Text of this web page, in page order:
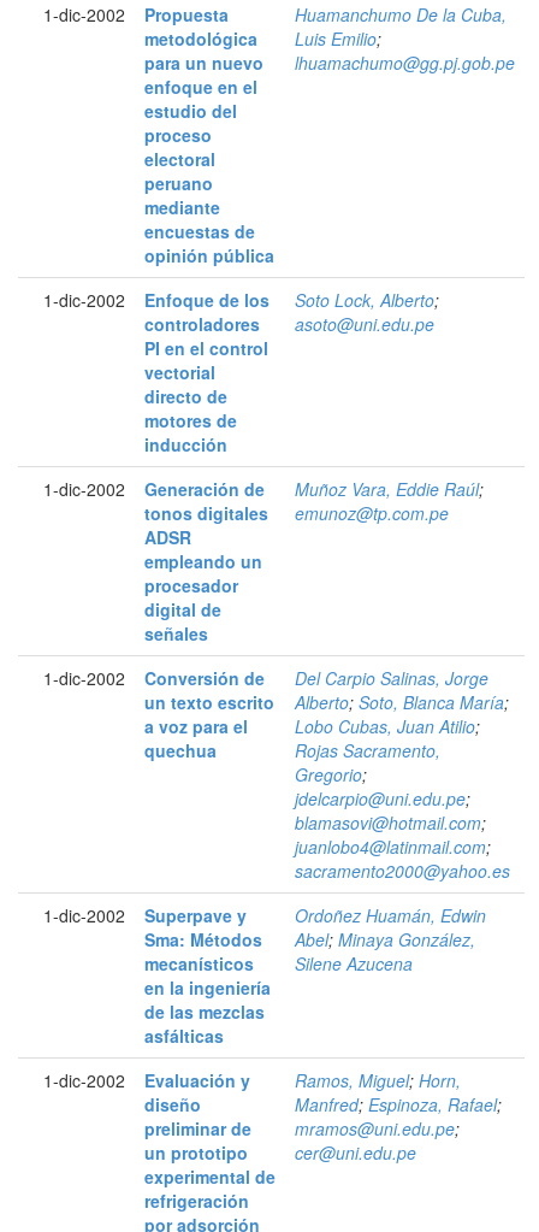
1-dic-2002
Propuesta
metodológica
para un nuevo
enfoque en el
estudio del
proceso
electoral
peruano
mediante
encuestas de
opinión pública
Huamanchumo De la Cuba,
Luis Emilio;
lhuamachumo@gg.pj.gob.pe
1-dic-2002
Enfoque de los
controladores
PI en el control
vectorial
directo de
motores de
inducción
Soto Lock, Alberto;
asoto@uni.edu.pe
1-dic-2002
Generación de
tonos digitales
ADSR
empleando un
procesador
digital de
señales
Muñoz Vara, Eddie Raúl;
emunoz@tp.com.pe
1-dic-2002
Conversión de
un texto escrito
a voz para el
quechua
Del Carpio Salinas, Jorge
Alberto; Soto, Blanca María;
Lobo Cubas, Juan Atilio;
Rojas Sacramento,
Gregorio;
jdelcarpio@uni.edu.pe;
blamasovi@hotmail.com;
juanlobo4@latinmail.com;
sacramento2000@yahoo.es
1-dic-2002
Superpave y
Sma: Métodos
mecanísticos
en la ingeniería
de las mezclas
asfálticas
Ordoñez Huamán, Edwin
Abel; Minaya González,
Silene Azucena
1-dic-2002
Evaluación y
diseño
preliminar de
un prototipo
experimental de
refrigeración
por adsorción
Ramos, Miguel; Horn,
Manfred; Espinoza, Rafael;
mramos@uni.edu.pe;
cer@uni.edu.pe